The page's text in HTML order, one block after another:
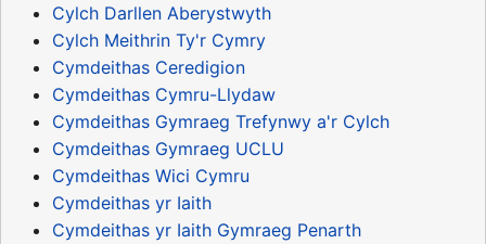
Cylch Darllen Aberystwyth
Cylch Meithrin Ty'r Cymry
Cymdeithas Ceredigion
Cymdeithas Cymru-Llydaw
Cymdeithas Gymraeg Trefynwy a'r Cylch
Cymdeithas Gymraeg UCLU
Cymdeithas Wici Cymru
Cymdeithas yr Iaith
Cymdeithas yr Iaith Gymraeg Penarth